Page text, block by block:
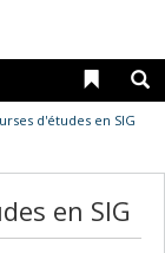
Liens
d'études en SIG
en SIG